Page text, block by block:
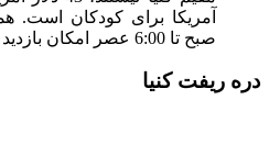
صبح تا 6:00 عصر امکان بازدید از این پارک فراهم است.
دره ریفت کنیا